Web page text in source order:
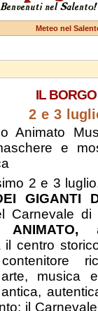
Meteo nel
IL
2 e 3
Animato
e
2 e 3
GIGANTI
Carnevale
ANIMATO,
il centro
musica
il